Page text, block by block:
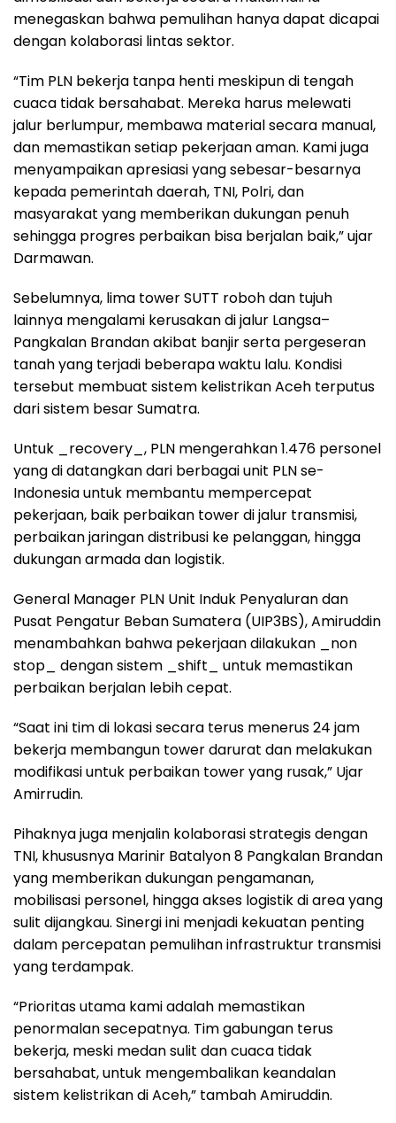
menegaskan bahwa pemulihan hanya dapat dicapai
dengan kolaborasi lintas sektor.
“Tim PLN bekerja tanpa henti meskipun di tengah
cuaca tidak bersahabat. Mereka harus melewati
jalur berlumpur, membawa material secara manual,
dan memastikan setiap pekerjaan aman. Kami juga
menyampaikan apresiasi yang sebesar-besarnya
kepada pemerintah daerah, TNI, Polri, dan
masyarakat yang memberikan dukungan penuh
sehingga progres perbaikan bisa berjalan baik,” ujar
Darmawan.
Sebelumnya, lima tower SUTT roboh dan tujuh
lainnya mengalami kerusakan di jalur Langsa–
Pangkalan Brandan akibat banjir serta pergeseran
tanah yang terjadi beberapa waktu lalu. Kondisi
tersebut membuat sistem kelistrikan Aceh terputus
dari sistem besar Sumatra.
Untuk _recovery_, PLN mengerahkan 1.476 personel
yang di datangkan dari berbagai unit PLN se-
Indonesia untuk membantu mempercepat
pekerjaan, baik perbaikan tower di jalur transmisi,
perbaikan jaringan distribusi ke pelanggan, hingga
dukungan armada dan logistik.
General Manager PLN Unit Induk Penyaluran dan
Pusat Pengatur Beban Sumatera (UIP3BS), Amiruddin
menambahkan bahwa pekerjaan dilakukan _non
stop_ dengan sistem _shift_ untuk memastikan
perbaikan berjalan lebih cepat.
“Saat ini tim di lokasi secara terus menerus 24 jam
bekerja membangun tower darurat dan melakukan
modifikasi untuk perbaikan tower yang rusak,” Ujar
Amirrudin.
Pihaknya juga menjalin kolaborasi strategis dengan
TNI, khususnya Marinir Batalyon 8 Pangkalan Brandan
yang memberikan dukungan pengamanan,
mobilisasi personel, hingga akses logistik di area yang
sulit dijangkau. Sinergi ini menjadi kekuatan penting
dalam percepatan pemulihan infrastruktur transmisi
yang terdampak.
“Prioritas utama kami adalah memastikan
penormalan secepatnya. Tim gabungan terus
bekerja, meski medan sulit dan cuaca tidak
bersahabat, untuk mengembalikan keandalan
sistem kelistrikan di Aceh,” tambah Amiruddin.